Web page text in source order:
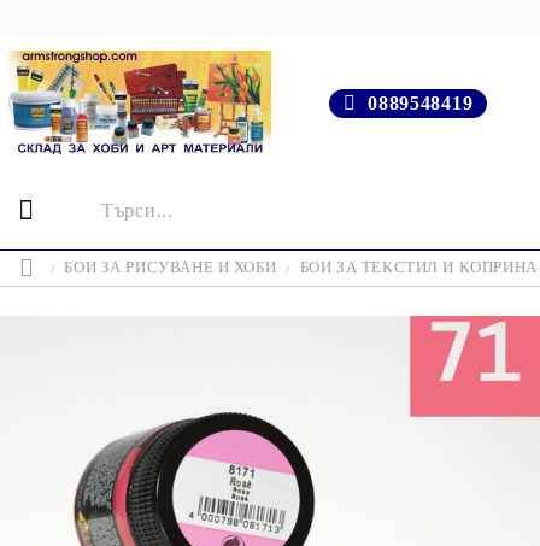
0889548419
БОИ ЗА РИСУВАНЕ И ХОБИ БОИ ЗА ТЕКСТИЛ И КОПРИНА